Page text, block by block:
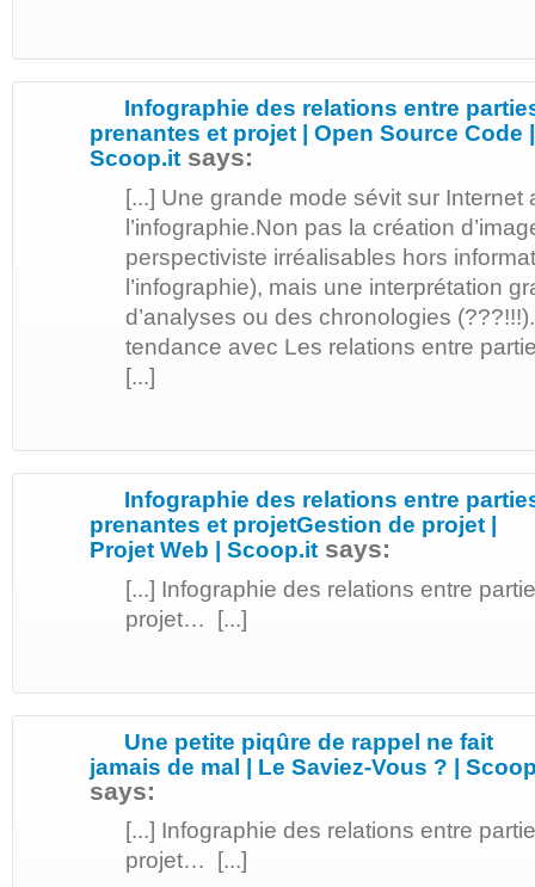
Infographie des relations entre
prenantes et projet | Open Source Code |
Scoop.it says:
[...] Une grande mode sévit sur Internet
l’infographie.Non pas la création
perspectiviste irréalisables hors
l’infographie), mais une interprétation
d’analyses ou des chronologies
tendance avec Les relations entre
[...]
Infographie des relations entre
prenantes et projetGestion de projet |
Projet Web | Scoop.it says:
[...] Infographie des relations entre
projet… [...]
Une petite piqûre de rappel ne fait
jamais de mal | Le Saviez-Vous ? |
says:
[...] Infographie des relations entre
projet… [...]